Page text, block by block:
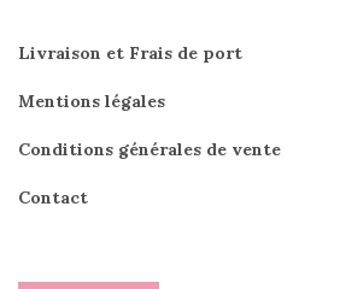
Livraison et Frais de port
Mentions légales
Conditions générales de vente
Contact